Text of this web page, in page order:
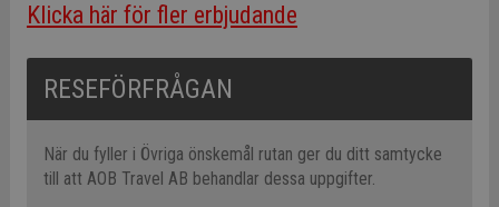
Klicka här för fler erbjudande
RESEFÖRFRÅGAN
När du fyller i Övriga önskemål rutan ger du ditt samtycke
till att AOB Travel AB behandlar dessa uppgifter.